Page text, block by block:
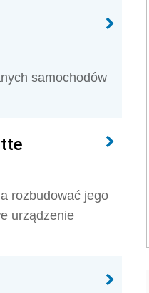
samochodów
rozbudować jego
urządzenie